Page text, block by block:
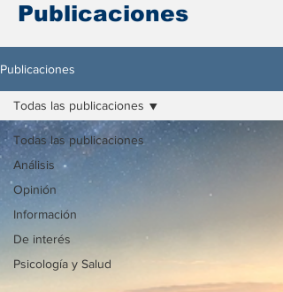
Publicaciones
Publicaciones
Todas las publicaciones
Análisis
Opinión
Información
De interés
Psicología y Salud
Todas las publicaciones